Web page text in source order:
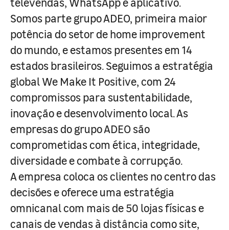
Somos parte grupo ADEO, primeira maior
potência do setor de home improvement
do mundo, e estamos presentes em 14
estados brasileiros. Seguimos a estratégia
global We Make It Positive, com 24
compromissos para sustentabilidade,
inovação e desenvolvimento local. As
empresas do grupo ADEO são
comprometidas com ética, integridade,
diversidade e combate à corrupção.
A empresa coloca os clientes no centro das
decisões e oferece uma estratégia
omnicanal com mais de 50 lojas físicas e
canais de vendas à distância como site,